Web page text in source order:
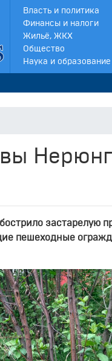
Власть и политика
Финансы и налоги
Жильё, ЖКХ
Общество
Наука и образование
застарелую
пешеходные